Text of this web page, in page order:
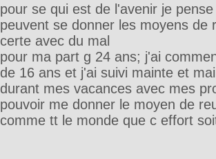
pour se qui est de l'avenir je
peuvent se donner les moyens de
certe avec du mal
pour ma part g 24 ans; j'ai
de 16 ans et j'ai suivi mainte et
durant mes vacances avec mes
pouvoir me donner le moyen de
comme tt le monde que c effort